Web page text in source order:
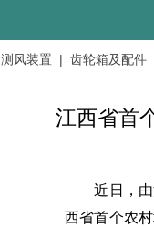
测风装置 | 齿轮箱及配件 |
江西省首
近日，由江
西省首个农